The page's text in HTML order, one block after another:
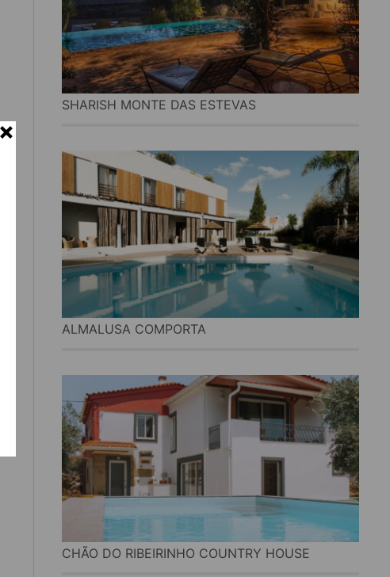
SHARISH MONTE DAS ESTEVAS
ALMALUSA COMPORTA
CHÃO DO RIBEIRINHO COUNTRY HOUSE